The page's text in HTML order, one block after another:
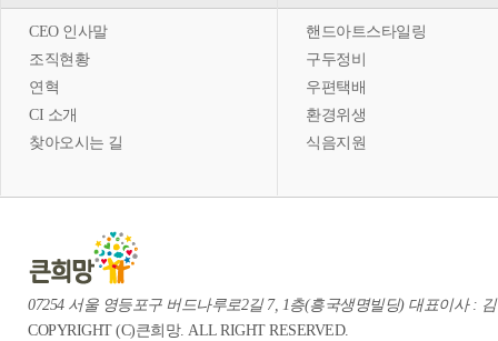
CEO 인사말
조직현황
연혁
CI 소개
찾아오시는 길
핸드아트스타일링
구두정비
우편택배
환경위생
식음지원
07254 서울 영등포구 버드나루로2길 7, 1층(흥국생명빌딩) 대표이사 : 김
COPYRIGHT (C)큰희망. ALL RIGHT RESERVED.